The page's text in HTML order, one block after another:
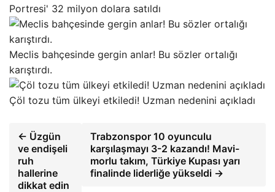
Portresi' 32 milyon dolara satıldı
Meclis bahçesinde gergin anlar! Bu sözler ortalığı
karıştırdı.
Çöl tozu tüm ülkeyi etkiledi! Uzman nedenini açıkladı
← Üzgün ​​
ve endişeli
ruh
hallerine
dikkat edin
Trabzonspor 10 oyunculu
karşılaşmayı 3-2 kazandı! Mavi-
morlu takım, Türkiye Kupası yarı
finalinde liderliğe yükseldi →